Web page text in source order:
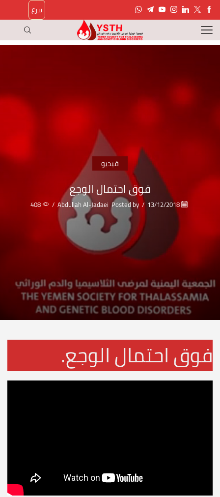
تبرع
فيديو
فوق احتمال الوجع
/
Posted by
Abdullah Al-Jadaei
/
408
فوق احتمال الوجع.